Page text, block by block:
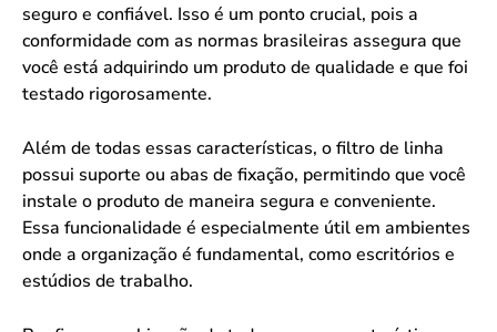
seguro e confiável. Isso é um ponto crucial, pois a
conformidade com as normas brasileiras assegura que
você está adquirindo um produto de qualidade e que foi
testado rigorosamente.
Além de todas essas características, o filtro de linha
possui suporte ou abas de fixação, permitindo que você
instale o produto de maneira segura e conveniente.
Essa funcionalidade é especialmente útil em ambientes
onde a organização é fundamental, como escritórios e
estúdios de trabalho.